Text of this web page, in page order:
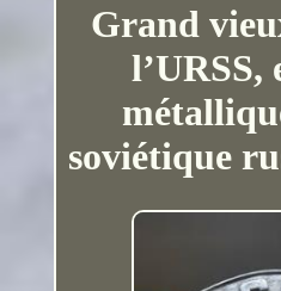
Grand
l’URSS,
soviétique